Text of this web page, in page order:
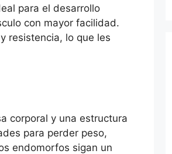
para el desarrollo
con mayor facilidad.
resistencia, lo que les
corporal y una estructura
para perder peso,
endomorfos sigan un